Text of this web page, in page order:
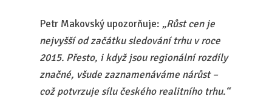
Petr Makovský upozorňuje: „Růst cen je
nejvyšší od začátku sledování trhu v roce
2015. Přesto, i když jsou regionální rozdíly
značné, všude zaznamenáváme nárůst –
což potvrzuje sílu českého realitního trhu.“